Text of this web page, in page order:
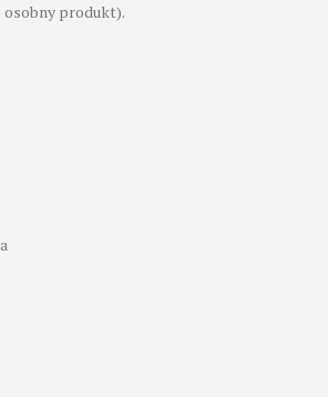
osobny produkt).